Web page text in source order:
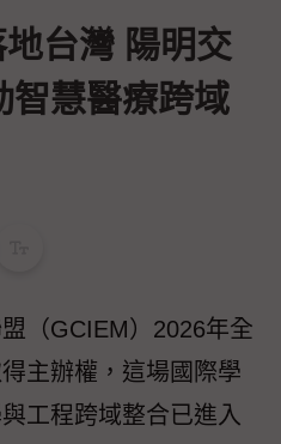
台灣 陽明交
智慧醫療跨域
（GCIEM）2026年全
主辦權，這場國際學
工程跨域整合已進入